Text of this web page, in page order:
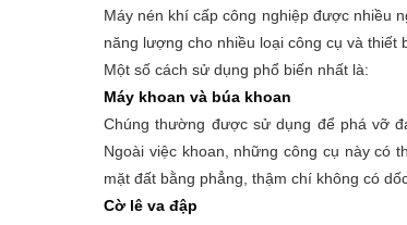
Máy nén khí cấp công nghiệp được nhiều
năng lượng cho nhiều loại công cụ và thiết
Một số cách sử dụng phổ biến nhất là:
Máy khoan và búa khoan
Chúng thường được sử dụng để phá vỡ
Ngoài việc khoan, những công cụ này có
mặt đất bằng phẳng, thậm chí không có
Cờ lê va đập